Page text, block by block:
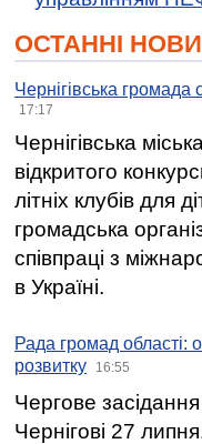
ОСТАННІ
Чернігівська громада
17:17
Чернігівська
відкритого
літніх клубів для
громадська
співпраці з
в Україні.
Рада громад області:
розвитку
16:55
Чергове
Чернігові 27